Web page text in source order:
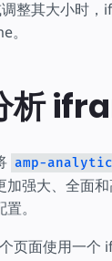
整其大小时，
析
amp-
加强大、全面
。
页面使用一个